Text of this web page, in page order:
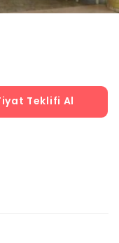
Teklifi Al